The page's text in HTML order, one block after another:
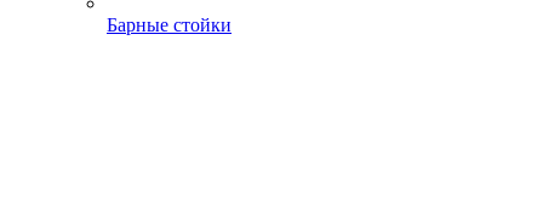
Барные стойки